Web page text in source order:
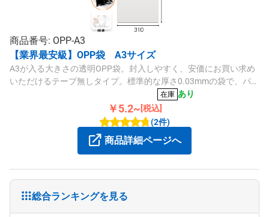
総合ランキングを見る
商品番号: OPP-A3
【業界最安級】OPP袋 A3サイズ
A3が入る大きさの透明OPP袋。封入しやすく、安価にお買い求め
いただけるテープ無しタイプ。標準的な厚さ0.03mmの袋で、パリ
ッとした質感や透明度の高さが特徴です。ラッピングや商品梱
包、同封書類の保護などにいかがでしょうか。
在庫 あり
￥5.2~ [税込]
(2件)
商品詳細ページへ